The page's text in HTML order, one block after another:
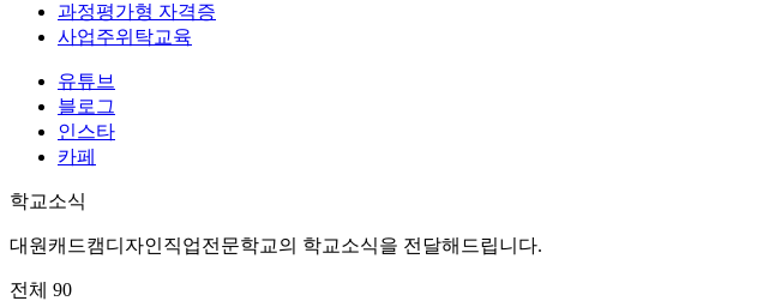
과정평가형 자격증
사업주위탁교육
유튜브
블로그
인스타
카페
학교소식
대원캐드캠디자인직업전문학교의 학교소식을 전달해드립니다.
전체 90